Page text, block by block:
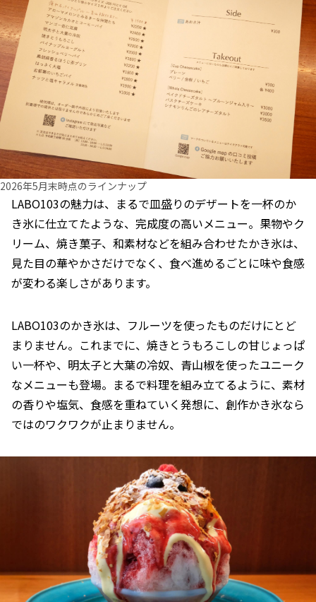
2026年5月末時点のラインナップ
LABO103の魅力は、まるで皿盛りのデザートを一杯のか
き氷に仕立てたような、完成度の高いメニュー。果物やク
リーム、焼き菓子、和素材などを組み合わせたかき氷は、
見た目の華やかさだけでなく、食べ進めるごとに味や食感
が変わる楽しさがあります。
LABO103のかき氷は、フルーツを使ったものだけにとど
まりません。これまでに、焼きとうもろこしの甘じょっぱ
い一杯や、明太子と大葉の冷奴、青山椒を使ったユニーク
なメニューも登場。まるで料理を組み立てるように、素材
の香りや塩気、食感を重ねていく発想に、創作かき氷なら
ではのワクワクが止まりません。